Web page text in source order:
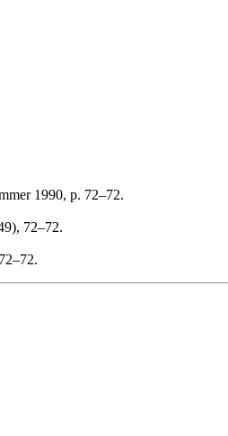
1990, p. 72–72.
72–72.